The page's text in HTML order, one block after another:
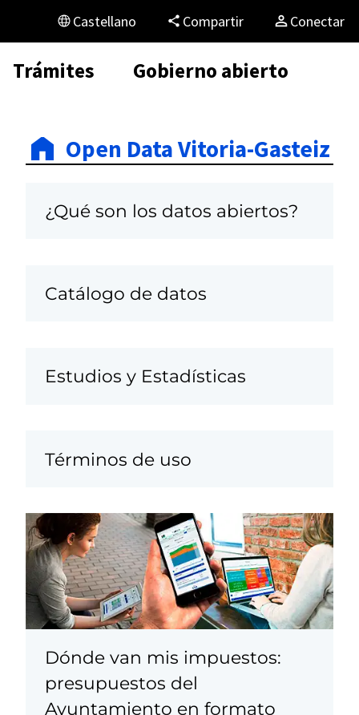
Castellano Compartir Conectar
Trámites Gobierno abierto
Open Data Vitoria-Gasteiz
¿Qué son los datos abiertos?
Catálogo de datos
Estudios y Estadísticas
Términos de uso
Dónde van mis impuestos:
presupuestos del
Ayuntamiento en formato